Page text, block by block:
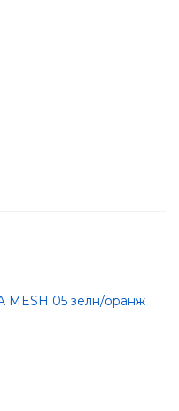
MESH 05 зелн/оранж